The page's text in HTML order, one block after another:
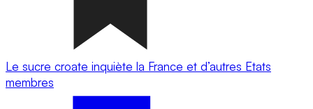
Le sucre croate inquiète la France et d’autres Etats
membres